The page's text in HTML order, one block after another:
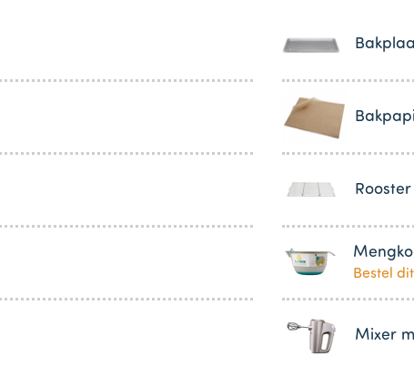
Rooster
Bestel
Mixer